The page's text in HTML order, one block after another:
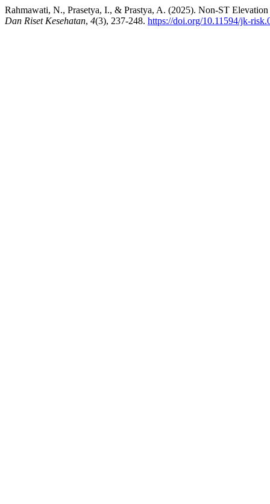
Rahmawati, N., Prasetya, I., & Prastya, A. (2025). Non-ST
Dan Riset Kesehatan, 4(3), 237-248. https://doi.org/10.11594/jk-